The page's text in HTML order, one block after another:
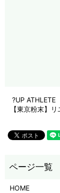
?UP
【東京粉末】
HOME